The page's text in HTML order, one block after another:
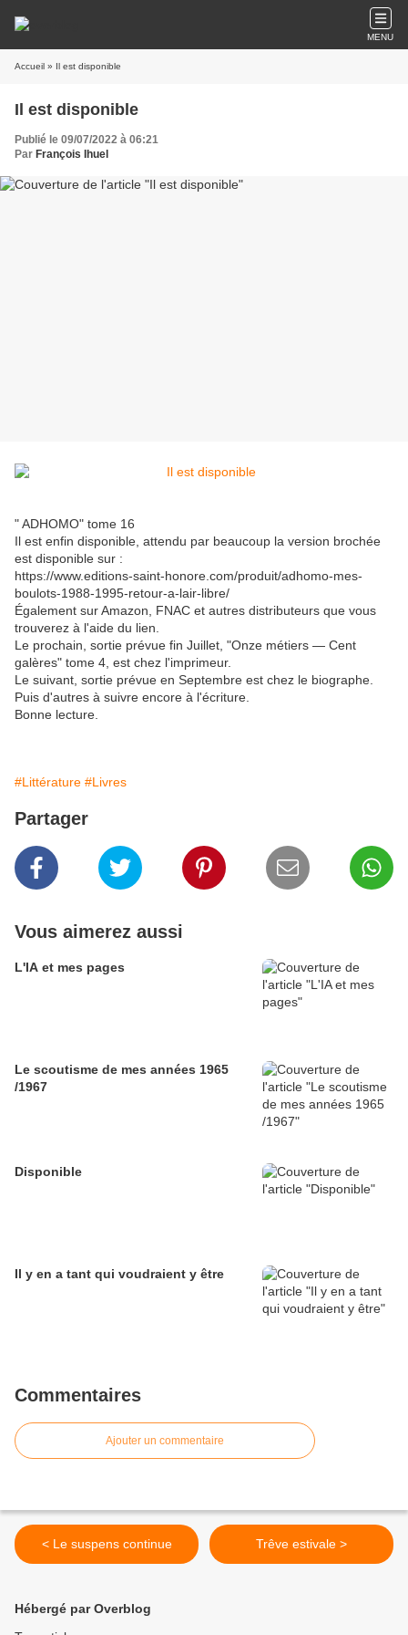
MENU
Accueil » Il est disponible
Il est disponible
Publié le 09/07/2022 à 06:21
Par François Ihuel
" ADHOMO" tome 16
Il est enfin disponible, attendu par beaucoup la version brochée
est disponible sur :
https://www.editions-saint-honore.com/produit/adhomo-mes-
boulots-1988-1995-retour-a-lair-libre/
Également sur Amazon, FNAC et autres distributeurs que vous
trouverez à l'aide du lien.
Le prochain, sortie prévue fin Juillet, "Onze métiers — Cent
galères" tome 4, est chez l'imprimeur.
Le suivant, sortie prévue en Septembre est chez le biographe.
Puis d'autres à suivre encore à l'écriture.
Bonne lecture.
#Littérature #Livres
Partager
Vous aimerez aussi
L'IA et mes pages
Le scoutisme de mes années 1965
/1967
Disponible
Il y en a tant qui voudraient y être
Commentaires
Ajouter un commentaire
< Le suspens continue Trêve estivale >
Hébergé par Overblog